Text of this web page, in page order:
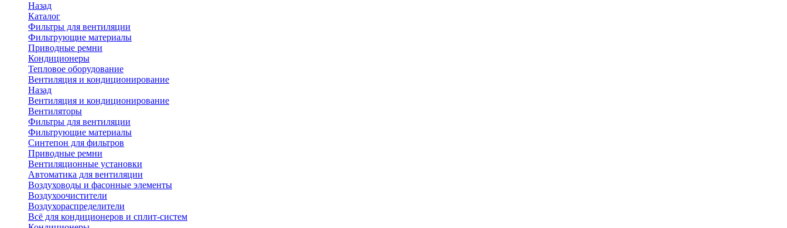
Назад
Каталог
Фильтры для вентиляции
Фильтрующие материалы
Приводные ремни
Кондиционеры
Тепловое оборудование
Вентиляция и кондиционирование
Назад
Вентиляция и кондиционирование
Вентиляторы
Фильтры для вентиляции
Фильтрующие материалы
Синтепон для фильтров
Приводные ремни
Вентиляционные установки
Автоматика для вентиляции
Воздуховоды и фасонные элементы
Воздухоочистители
Воздухораспределители
Всё для кондиционеров и сплит-систем